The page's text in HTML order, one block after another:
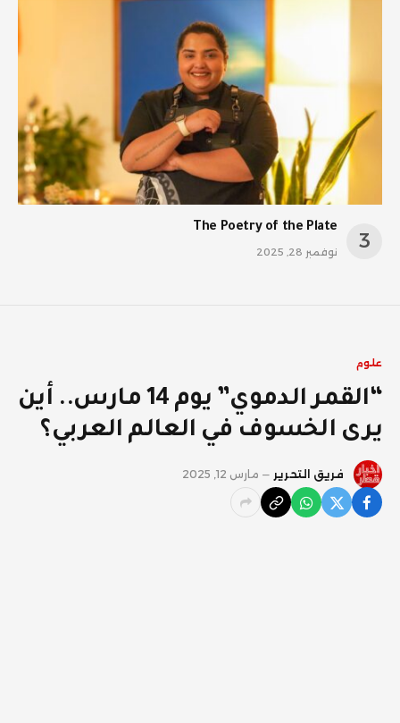
The Poetry of the Plate
نوفمبر 28, 2025
علوم
“القمر الدموي” يوم 14 مارس.. أين
يرى الخسوف في العالم العربي؟
فريق التحرير مارس 12, 2025